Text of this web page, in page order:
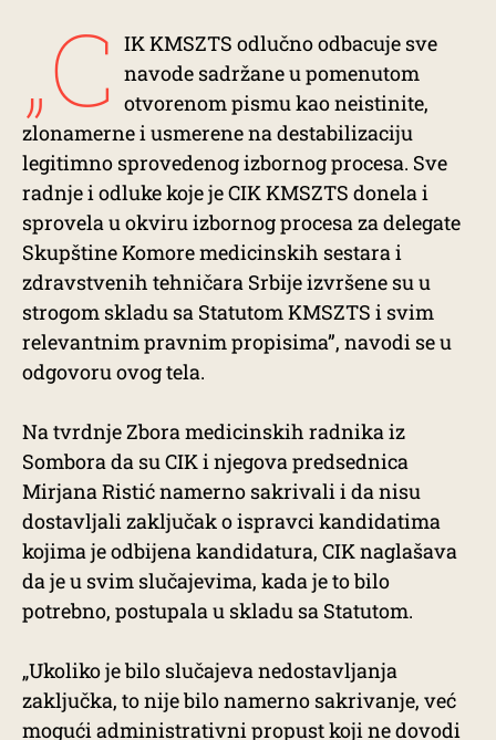
„C IK KMSZTS odlučno odbacuje sve
navode sadržane u pomenutom
otvorenom pismu kao neistinite,
zlonamerne i usmerene na destabilizaciju
legitimno sprovedenog izbornog procesa. Sve
radnje i odluke koje je CIK KMSZTS donela i
sprovela u okviru izbornog procesa za delegate
Skupštine Komore medicinskih sestara i
zdravstvenih tehničara Srbije izvršene su u
strogom skladu sa Statutom KMSZTS i svim
relevantnim pravnim propisima”, navodi se u
odgovoru ovog tela.
Na tvrdnje Zbora medicinskih radnika iz
Sombora da su CIK i njegova predsednica
Mirjana Ristić namerno sakrivali i da nisu
dostavljali zaključak o ispravci kandidatima
kojima je odbijena kandidatura, CIK naglašava
da je u svim slučajevima, kada je to bilo
potrebno, postupala u skladu sa Statutom.
„Ukoliko je bilo slučajeva nedostavljanja
zaključka, to nije bilo namerno sakrivanje, već
mogući administrativni propust koji ne dovodi